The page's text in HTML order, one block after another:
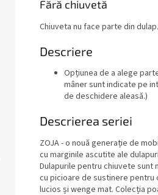
Fără chiuvetă
Chiuveta nu face parte din dulap.
Descriere
Opțiunea de a alege
mâner sunt indicate pe
de deschidere aleasă.)
Descrierea seriei
ZOJA - o nouă generație de
cu marginile ascutite ale
Dulapurile pentru chiuvete
cu picioare de sustinere pentru
lucios și wenge mat. Colecția